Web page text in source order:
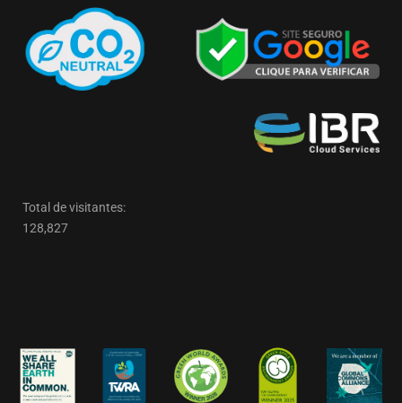
Total de visitantes:
128,827